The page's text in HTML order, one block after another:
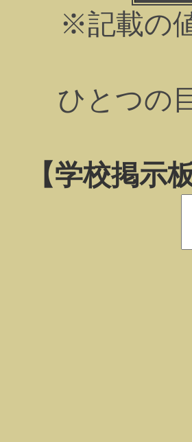
※記載の
ひとつの
【学校掲示板